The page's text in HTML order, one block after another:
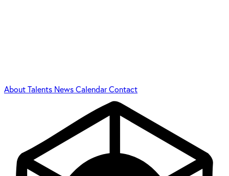
AboutTalents NewsCalendarContact